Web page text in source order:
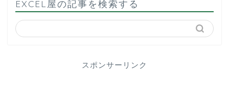
EXCEL屋の記事を検索する
スポンサーリンク